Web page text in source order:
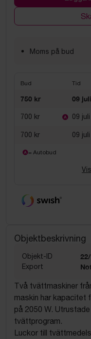
Moms på bud
Bud Tid
750 kr 09
700 kr 09
700 kr 09
= Autobud
Objektbeskrivning
Objekt-ID
Export
Två tvättmaskiner
maskin har kapacitet
på 2050 W.
tvättprogram.
Luckor till